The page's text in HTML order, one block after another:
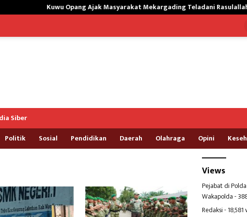
Kuwu Opang Ajak Masyarakat Mekargading Teladani Rasulallah Muhammad
Siber
Politik Sosial Pendidikan Daerah Olahraga Opini
Views
Pejabat di
Wakapolda-
Redaksi- 18,581